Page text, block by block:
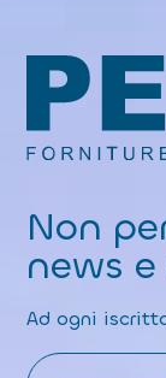
Non
news
Ad ogni